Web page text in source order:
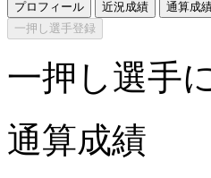
プロフィール 近況成績
通算成
一押し選手登録
一押し選手
通算成績